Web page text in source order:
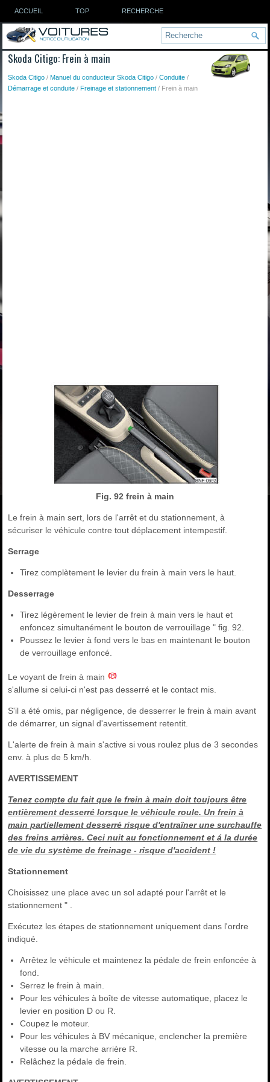
ACCUEIL TOP RECHERCHE
Skoda Citigo: Frein à main
Skoda Citigo /Manuel du conducteur Skoda Citigo /Conduite /
Démarrage et conduite /Freinage et stationnement / Frein à main
Fig. 92 frein à main
Le frein à main sert, lors de l'arrêt et du stationnement, à
sécuriser le véhicule contre tout déplacement intempestif.
Serrage
Tirez complètement le levier du frein à main vers le haut.
Desserrage
Tirez légèrement le levier de frein à main vers le haut et
enfoncez simultanément le bouton de verrouillage " fig. 92.
Poussez le levier à fond vers le bas en maintenant le bouton
de verrouillage enfoncé.
Le voyant de frein à main
s'allume si celui-ci n'est pas desserré et le contact mis.
S'il a été omis, par négligence, de desserrer le frein à main avant
de démarrer, un signal d'avertissement retentit.
L'alerte de frein à main s'active si vous roulez plus de 3 secondes
env. à plus de 5 km/h.
AVERTISSEMENT
Tenez compte du fait que le frein à main doit toujours être
entièrement desserré lorsque le véhicule roule. Un frein à
main partiellement desserré risque d'entraîner une surchauffe
des freins arrières. Ceci nuit au fonctionnement et á la durée
de vie du système de freinage - risque d'accident !
Stationnement
Choisissez une place avec un sol adapté pour l'arrêt et le
stationnement " .
Exécutez les étapes de stationnement uniquement dans l'ordre
indiqué.
Arrêtez le véhicule et maintenez la pédale de frein enfoncée à
fond.
Serrez le frein à main.
Pour les véhicules à boîte de vitesse automatique, placez le
levier en position D ou R.
Coupez le moteur.
Pour les véhicules à BV mécanique, enclencher la première
vitesse ou la marche arrière R.
Relâchez la pédale de frein.